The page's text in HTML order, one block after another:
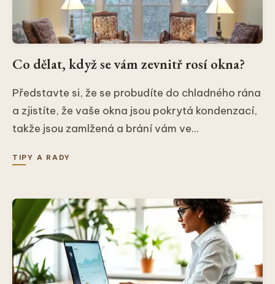
Co dělat, když se vám zevnitř rosí okna?
Představte si, že se probudíte do chladného rána
a zjistíte, že vaše okna jsou pokrytá kondenzací,
takže jsou zamlžená a brání vám ve...
TIPY A RADY